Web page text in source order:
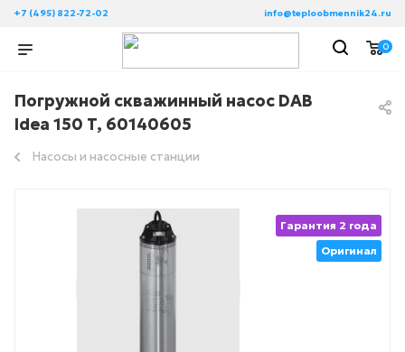
+7 (495) 822-72-02 info@teploobmennik24.ru
0
Погружной скважинный насос DAB
Idea 150 T, 60140605
Насосы и насосные станции
Гарантия 2 года
Оригинал